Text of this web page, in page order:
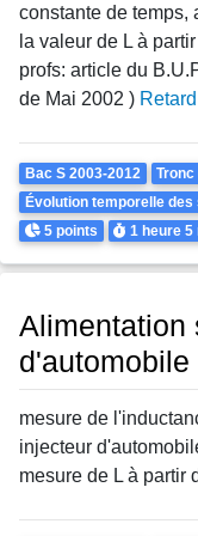
constante de temps,
la valeur de L à
profs: article du
de Mai 2002 )
Theme
Bac S 2003-2012
Évolution temporelle
Points
5 points Durée
1 heure5
Alimentation
d'automobile
mesure de
injecteur
mesure de L à partir